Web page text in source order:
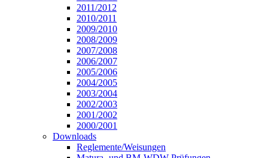
2011/2012
2010/2011
2009/2010
2008/2009
2007/2008
2006/2007
2005/2006
2004/2005
2003/2004
2002/2003
2001/2002
2000/2001
Downloads
Reglemente/Weisungen